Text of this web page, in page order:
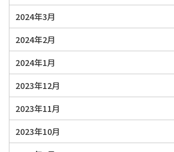
2024年3月
2024年2月
2024年1月
2023年12月
2023年11月
2023年10月